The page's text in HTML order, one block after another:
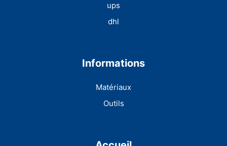
ups
dhl
Informations
Matériaux
Outils